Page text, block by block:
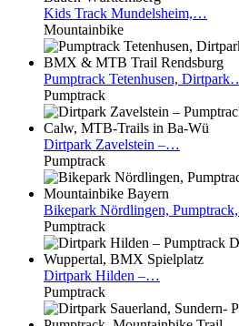
Kids Track Mundelsheim,…
Mountainbike
Pumptrack Tetenhusen,
Pumptrack
Dirtpark Zavelstein –…
Pumptrack
Bikepark Nördlingen,
Pumptrack
Dirtpark Hilden –…
Pumptrack